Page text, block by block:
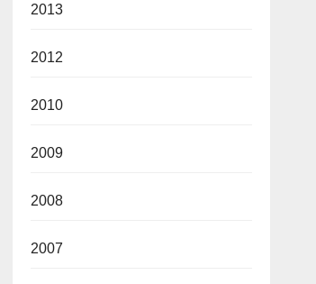
2013
2012
2010
2009
2008
2007